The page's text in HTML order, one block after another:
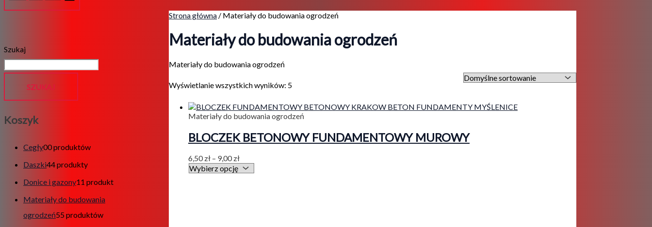
Szukaj
SZUKAJ
Koszyk
Cegły00 produktów
Daszki44 produkty
Donice i gazony11 produkt
Materiały do budowania
ogrodzeń55 produktów
Strona główna / Materiały do budowania ogrodzeń
Materiały do budowania ogrodzeń
Materiały do budowania ogrodzeń
Wyświetlanie wszystkich wyników: 5
Materiały do budowania ogrodzeń
BLOCZEK BETONOWY FUNDAMENTOWY MUROWY
6,50zł – 9,00zł